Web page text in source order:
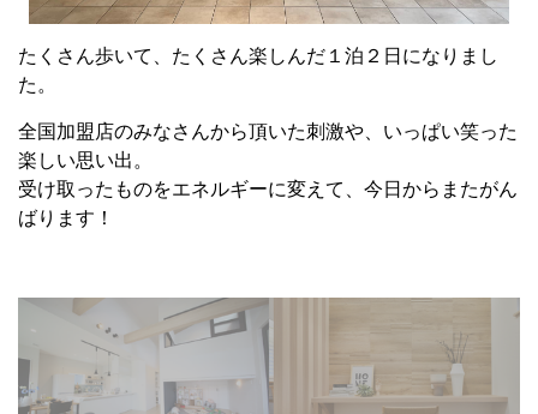
全国加盟店のみなさんから頂いた刺激や、いっぱい笑った
受け取ったものをエネルギーに変えて、今日からまたがん
ばります！